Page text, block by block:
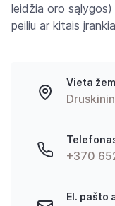
leidžia oro
peiliu ar kitais
Vieta
+370
El. pašto